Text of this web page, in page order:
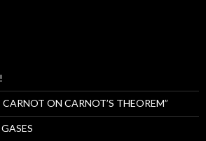
ON CARNOT’S THEOREM”